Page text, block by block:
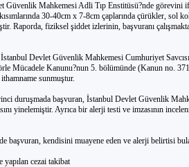
Güvenlik Mahkemesi Adli Tıp Enstitüsü?nde görevini
30-40cm x 7-8cm çaplarında çürükler, sol
Raporda, fiziksel şiddet izlerinin, başvuranı
Devlet Güvenlik Mahkemesi Cumhuriyet
Mücadele Kanunu?nun 5. bölümünde (Kanun no.
sunmuştur.
duruşmada başvuran, İstanbul Devlet Güvenlik
yinelemiştir. Ayrıca bir alerji testi ve imzasının
başvuran, kendisini muayene eden ve alerji belirtisi
yapılan cezai takibat